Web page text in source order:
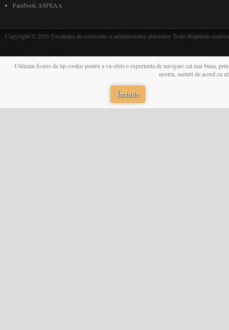
Facebook ASFEAA
Copyright © 2026 Facultatea de economie si administrarea afacerilor. Toate drepturile
Utilizam fisiere de tip cookie pentru a va oferi o experienta de navigare cat mai buna,
nostru, sunteti de acord cu
Închide